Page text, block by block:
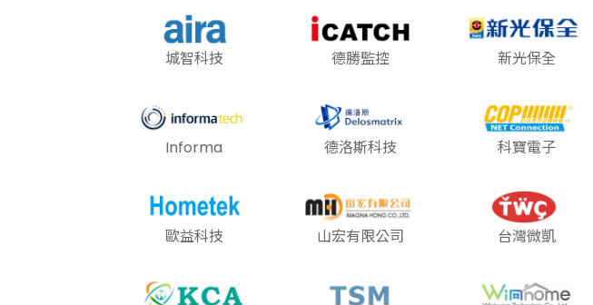
城智科技 德勝監控 新光保全
Informa 德洛斯科技 科寶電子
歐益科技 山宏有限公司 台灣微凱